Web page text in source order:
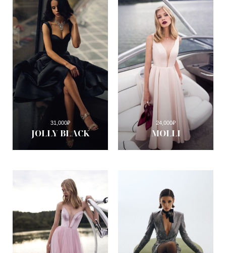
JOLLY BLACK
31,000₽
MOLLI
24,000₽